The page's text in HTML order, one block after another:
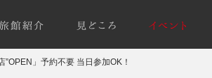
”OPEN」予約不要 当日参加OK！